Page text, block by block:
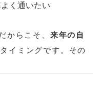
く通いたい
からこそ、 来年の自
イミングです。その